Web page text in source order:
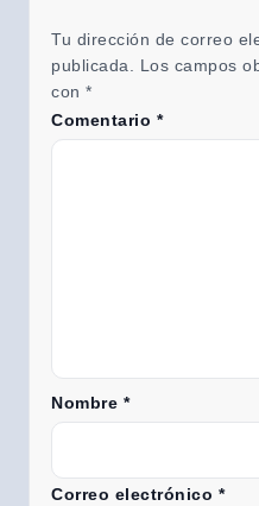
Tu dirección de correo
publicada.
Los campos
con *
Comentario *
Nombre *
Correo electrónico *